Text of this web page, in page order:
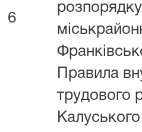
6
Правила
трудового